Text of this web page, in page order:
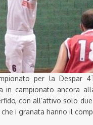
per la Despar
in campionato ancora
con all’attivo solo
i granata hanno il